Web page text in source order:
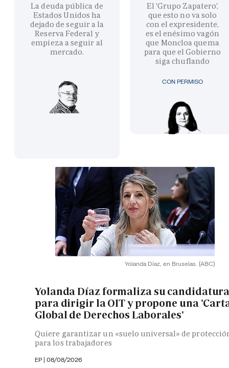
La deuda pública de
Estados Unidos ha
dejado de seguir a la
Reserva Federal y
empieza a seguir al
mercado.
CON PERMISO
El 'Grupo Zapatero',
que esto no va solo
con el expresidente,
es el enésimo vagón
que Moncloa quema
para que el Gobierno
siga chuflando
Yolanda Díaz, en Bruselas. (ABC)
Yolanda Díaz formaliza su
para dirigir la OIT y propone una
Global de Derechos Laborales'
Quiere garantizar un «suelo universal» de
para los trabajadores
EP | 08/08/2026